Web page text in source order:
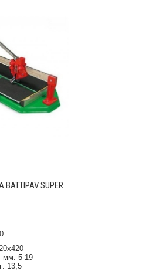
BATTIPAV SUPER
мм: 5-19
13,5